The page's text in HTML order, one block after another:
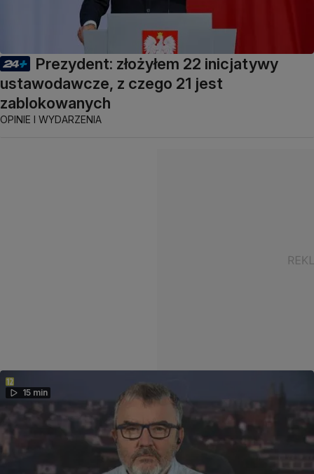
Prezydent: złożyłem 22 inicjatywy
ustawodawcze, z czego 21 jest
zablokowanych
OPINIE I WYDARZENIA
15 min